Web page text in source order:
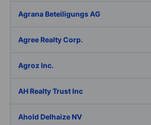
Agrana Beteiligungs AG
Agree Realty Corp.
Agroz Inc.
AH Realty Trust Inc
Ahold Delhaize NV